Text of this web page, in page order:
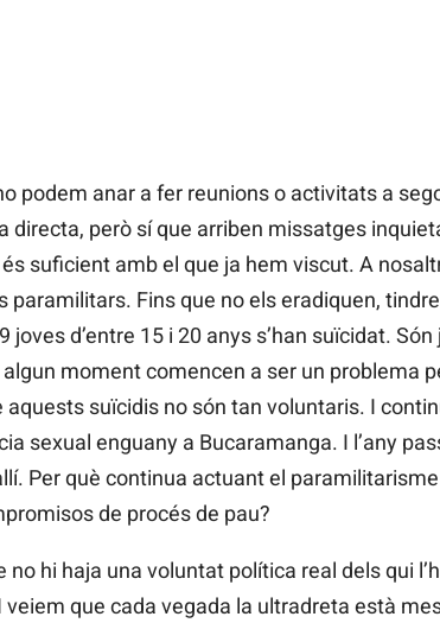
podem anar a fer reunions o activitats a
directa, però sí que arriben missatges
suficient amb el que ja hem viscut. A
Fins que no els eradiquen,
d’entre 15 i 20 anys s’han suïcidat.
moment comencen a ser un problema
suïcidis no són tan voluntaris. I
sexual enguany a Bucaramanga. I l’any
Per què continua actuant el
de procés de pau?
hi haja una voluntat política real dels qui
que cada vegada la ultradreta està